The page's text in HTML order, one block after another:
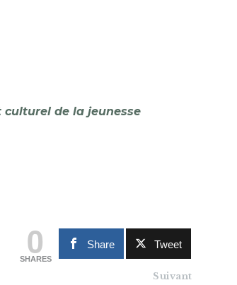
de la jeunesse
0
SHARES
Share Tweet
Suivant